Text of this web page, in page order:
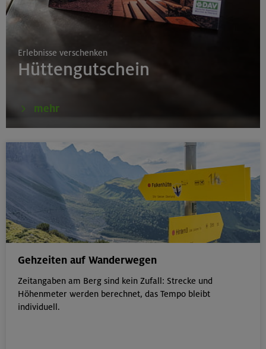
17.08.26
Klettertreff indoor
München
17.-19.08.26
m
Zillertaler Alpen
16.08.26
Schinder 1808 m
Bayerische Voralpen (Schlierseer Berge)
17./18./19.08.26
Aufbaukurs Klettern indoor (3 Termine)
Erlebnisse verschenken
Hüttengutschein
mehr
Gehzeiten auf Wanderwegen
Zeitangaben am Berg sind kein Zufall: Strecke und
Höhenmeter werden berechnet, das Tempo bleibt
individuell.